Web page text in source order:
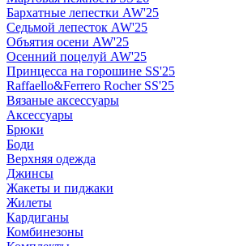
Бархатные лепестки AW'25
Седьмой лепесток AW'25
Объятия осени AW'25
Осенний поцелуй AW'25
Принцесса на горошине SS'25
Raffaello&Ferrero Rocher SS'25
Вязаные аксессуары
Аксессуары
Брюки
Боди
Верхняя одежда
Джинсы
Жакеты и пиджаки
Жилеты
Кардиганы
Комбинезоны